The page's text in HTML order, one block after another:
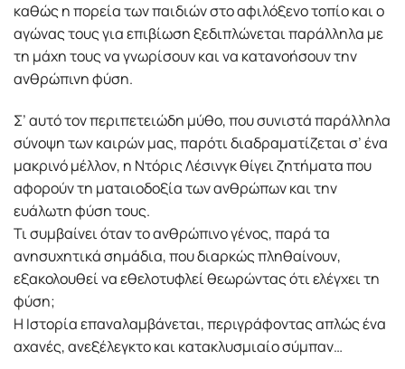
καθώς η πορεία των παιδιών στο αφιλόξενο τοπίο και ο
αγώνας τους για επιβίωση ξεδιπλώνεται παράλληλα με
τη μάχη τους να γνωρίσουν και να κατανοήσουν την
ανθρώπινη φύση.
Σ’ αυτό τον περιπετειώδη μύθο, που συνιστά παράλληλα
σύνοψη των καιρών μας, παρότι διαδραματίζεται σ’ ένα
μακρινό μέλλον, η Ντόρις Λέσινγκ θίγει ζητήματα που
αφορούν τη ματαιοδοξία των ανθρώπων και την
ευάλωτη φύση τους.
Τι συμβαίνει όταν το ανθρώπινο γένος, παρά τα
ανησυχητικά σημάδια, που διαρκώς πληθαίνουν,
εξακολουθεί να εθελοτυφλεί θεωρώντας ότι ελέγχει τη
φύση;
Η Ιστορία επαναλαμβάνεται, περιγράφοντας απλώς ένα
αχανές, ανεξέλεγκτο και κατακλυσμιαίο σύμπαν…